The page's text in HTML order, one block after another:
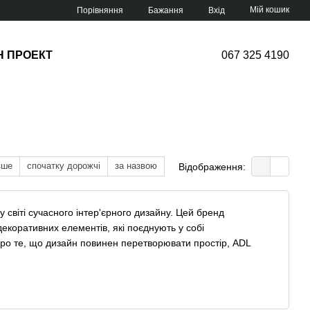
Порівняння Бажання Вхід Мій кошик
ПРОЕКТ 067 325 4190
спочатку дорожчі за назвою Відображення:
сучасного інтер'єрного дизайну. Цей бренд
елементів, які поєднують у собі
те, що дизайн повинен перетворювати простір, ADL